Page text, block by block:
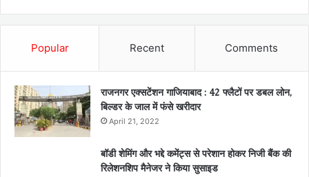
Popular Recent Comments
राजनगर एक्सटेंशन गाजियाबाद : 42 फ्लैटों पर डबल लोन,
बिल्डर के जाल में फंसे खरीदार
April 21, 2022
बॉडी शेमिंग और भद्दे कमेंट्स से परेशान होकर निजी बैंक की
रिलेशनशिप मैनेजर ने किया सुसाइड